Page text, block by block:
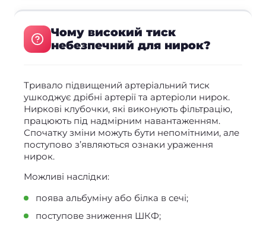
Чому високий тиск
небезпечний для нирок?
Тривало підвищений артеріальний тиск
ушкоджує дрібні артерії та артеріоли нирок.
Ниркові клубочки, які виконують фільтрацію,
працюють під надмірним навантаженням.
Спочатку зміни можуть бути непомітними, але
поступово з’являються ознаки ураження
нирок.
Можливі наслідки:
поява альбуміну або білка в сечі;
поступове зниження ШКФ;